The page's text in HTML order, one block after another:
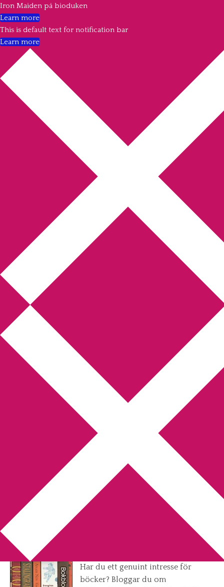
Annikas litteratur- och
kulturblogg
Deckare, kriminalromaner, thrillers
Boktolva Författarfemman
Webbshop Amazon
Bokbloggsjerka Bloggmaraton
Kriminalroman
Min tv-blogg
You are here: Bokbloggsjerka
Bokbloggsjerka 6 –
9 september
Bokbloggsjerka 6 – 9 september
2013-09-06
Har du ett genuint intresse för
böcker? Bloggar du om
Iron Maiden på bioduken
Learn more
This is default text for notification bar
Learn more